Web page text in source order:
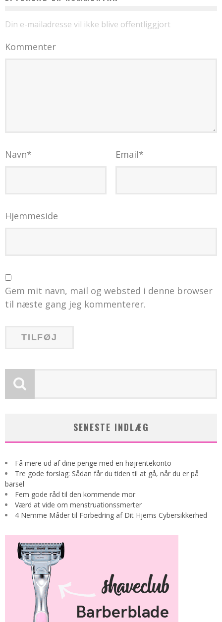
Din e-mailadresse vil ikke blive offentliggjort
Kommenter
Navn* Email*
Hjemmeside
Gem mit navn, mail og websted i denne browser
til næste gang jeg kommenterer.
SENESTE INDLÆG
Få mere ud af dine penge med en højrentekonto
Tre gode forslag: Sådan får du tiden til at gå, når du er på
barsel
Fem gode råd til den kommende mor
Værd at vide om menstruationssmerter
4 Nemme Måder til Forbedring af Dit Hjems Cybersikkerhed